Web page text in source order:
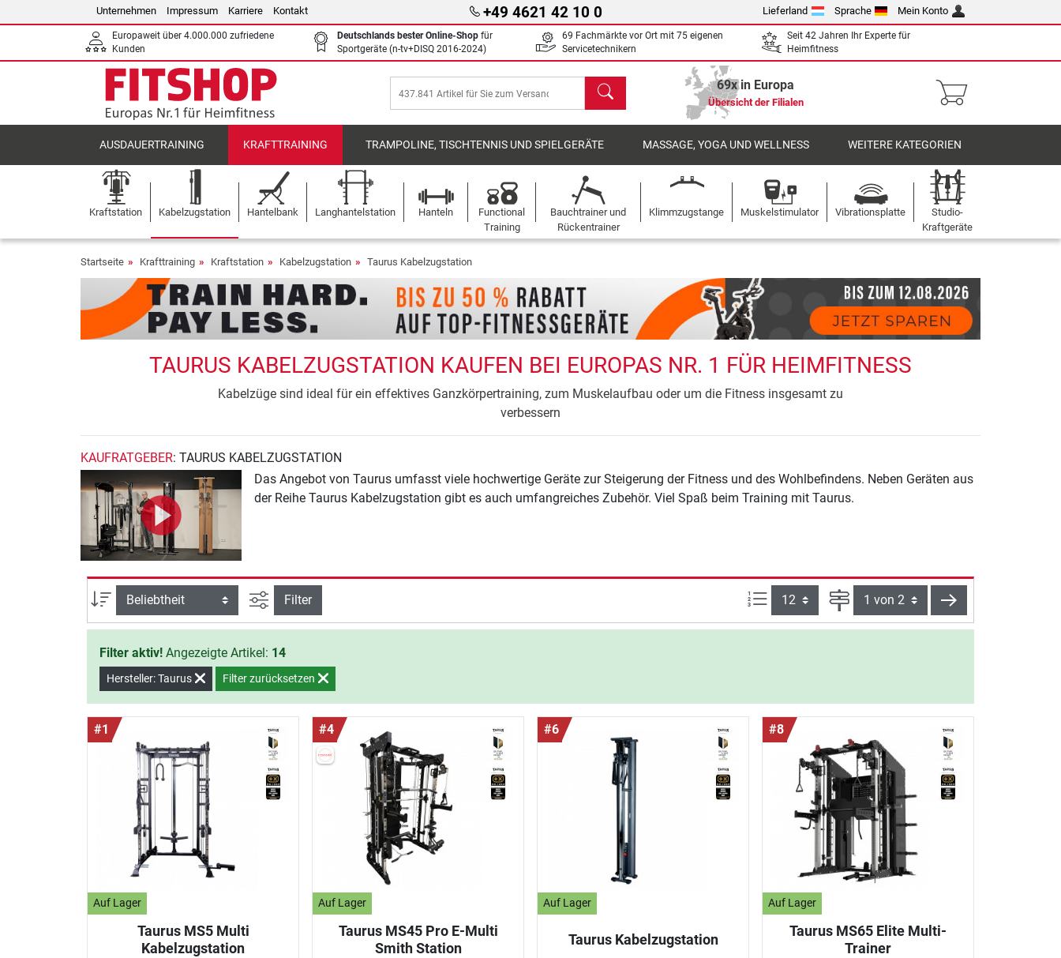
Unternehmen Impressum Karriere Kontakt +49 4621 42 10 0 Lieferland Sprache Mein Konto
Europaweit über 4.000.000 zufriedene
Kunden
Deutschlands bester Online-Shop für
Sportgeräte (n-tv+DISQ 2016-2024)
69 Fachmärkte vor Ort mit 75 eigenen
Servicetechnikern
Seit 42 Jahren Ihr Experte für
Heimfitness
Suchen 69x in Europa
Übersicht der Filialen
AUSDAUERTRAINING KRAFTTRAINING TRAMPOLINE, TISCHTENNIS UND SPIELGERÄTE MASSAGE, YOGA UND WELLNESS WEITERE KATEGORIEN
Kraftstation Kabelzugstation Hantelbank Langhantelstation Hanteln
Functional
Training
Bauchtrainer und
Rückentrainer
Klimmzugstange Muskelstimulator Vibrationsplatte
Studio-
Kraftgeräte
Startseite Krafttraining Kraftstation Kabelzugstation Taurus Kabelzugstation
TAURUS KABELZUGSTATION KAUFEN BEI EUROPAS NR. 1 FÜR HEIMFITNESS
Kabelzüge sind ideal für ein effektives Ganzkörpertraining, zum Muskelaufbau oder um die Fitness insgesamt zu
verbessern
KAUFRATGEBER: TAURUS KABELZUGSTATION
Das Angebot von Taurus umfasst viele hochwertige Geräte zur Steigerung der Fitness und des Wohlbefindens. Neben Geräten aus
der Reihe Taurus Kabelzugstation gibt es auch umfangreiches Zubehör. Viel Spaß beim Training mit Taurus.
Sortierung Ansicht filtern
Filter Artikel pro Seite: Seite weiter
Filter aktiv! Angezeigte Artikel: 14
Hersteller: Taurus Filter zurücksetzen
#1
Auf Lager
Taurus MS5 Multi
Kabelzugstation
#4
Auf Lager
Taurus MS45 Pro E-Multi
Smith Station
#6
Auf Lager
Taurus Kabelzugstation
#8
Auf Lager
Taurus MS65 Elite Multi-
Trainer